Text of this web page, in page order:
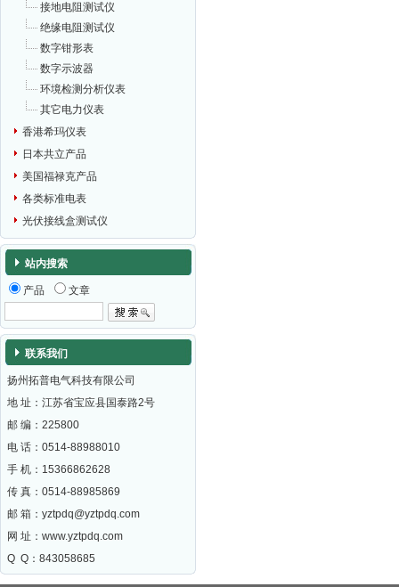
接地电阻测试仪
绝缘电阻测试仪
数字钳形表
数字示波器
环境检测分析仪表
其它电力仪表
香港希玛仪表
日本共立产品
美国福禄克产品
各类标准电表
光伏接线盒测试仪
站内搜索
产品 文章
联系我们
扬州拓普电气科技有限公司
地 址：江苏省宝应县国泰路2号
邮 编： 225800
电 话：0514-88988010
手 机：15366862628
传 真：0514-88985869
邮 箱： yztpdq@yztpdq.com
网 址： www.yztpdq.com
Q Q：843058685